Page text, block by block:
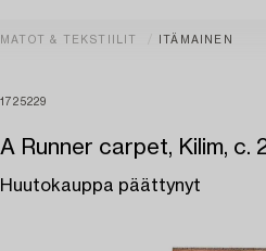
MATOT & TEKSTIILIT ITÄMAINEN
1725229
A Runner carpet, Kilim, c.
Huutokauppa päättynyt